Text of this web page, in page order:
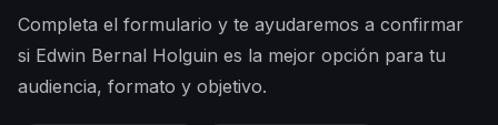
Completa el formulario y te ayudaremos a confirmar
si Edwin Bernal Holguin es la mejor opción para tu
audiencia, formato y objetivo.